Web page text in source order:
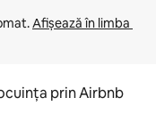
Afișează în limba
prin Airbnb